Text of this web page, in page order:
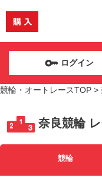
ログイン
競輪・オートレースTOP >
奈良競輪
競輪